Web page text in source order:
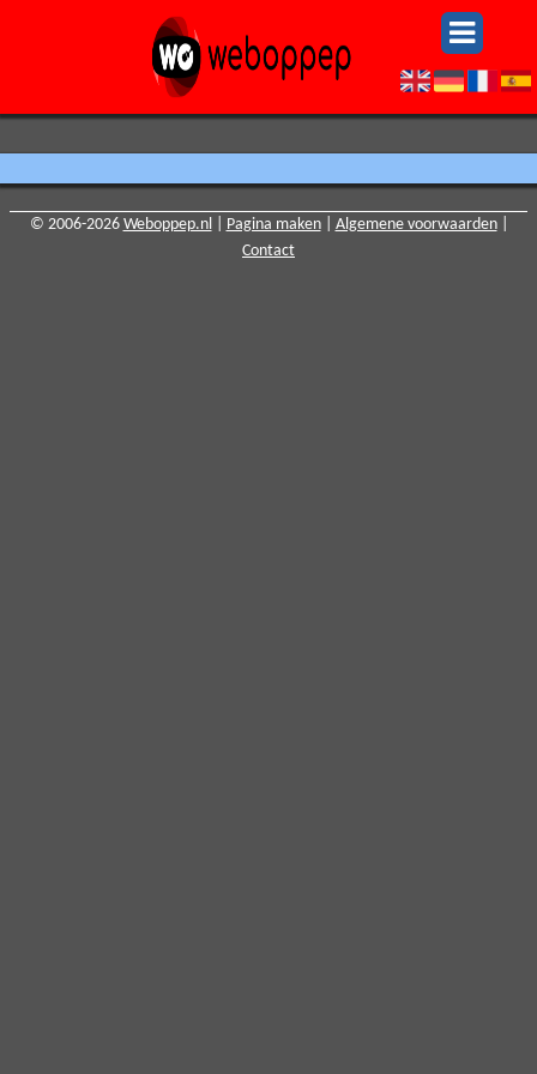
© 2006-2026 Weboppep.nl| Pagina maken| Algemene voorwaarden|
Contact